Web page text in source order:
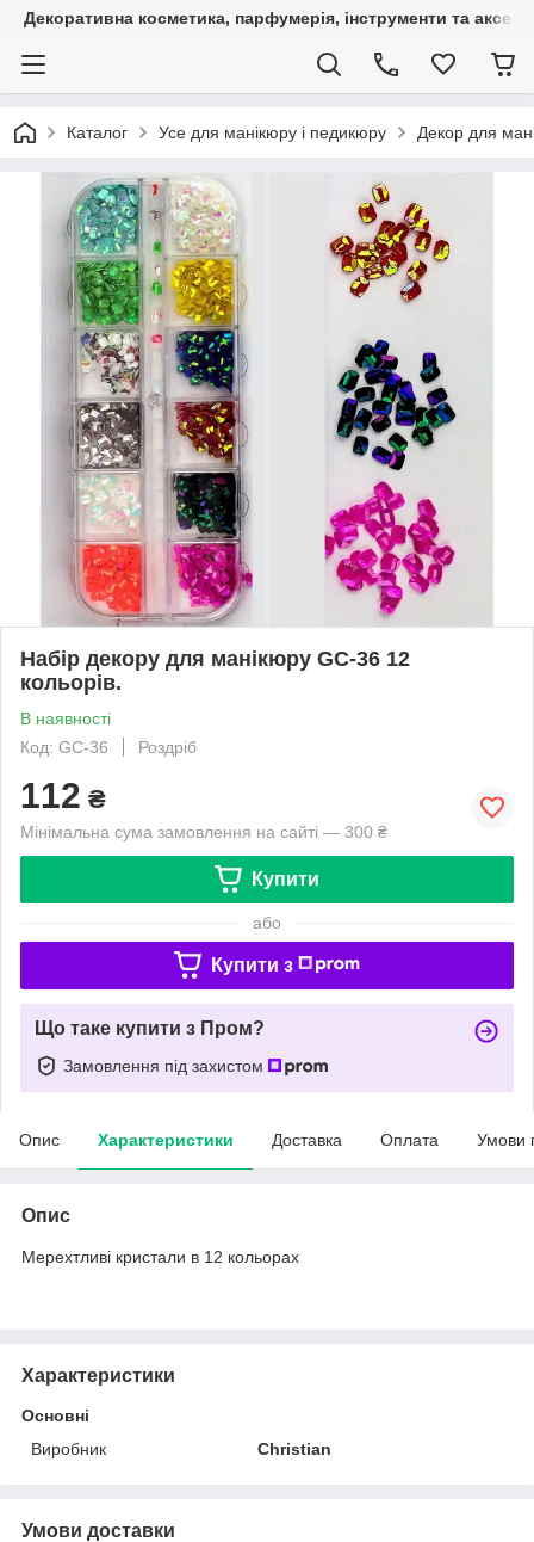
Декоративна косметика, парфумерія, інструменти та
Каталог Усе для манікюру і педикюру Декор для
Набір декору для манікюру GC-36 12
кольорів.
В наявності
Код: GC-36
Роздріб
112 ₴
Мінімальна сума замовлення на сайті — 300 ₴
Купити
або
Купити з
Що таке купити з Пром?
Замовлення під захистом
Опис Характеристики Доставка Оплата Умови
Опис
Мерехтливі кристали в 12 кольорах
Характеристики
Основні
Виробник
Christian
Умови доставки